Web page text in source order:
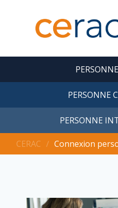
PERSONNE
PERSONNE
CERAC ∕ Connexion